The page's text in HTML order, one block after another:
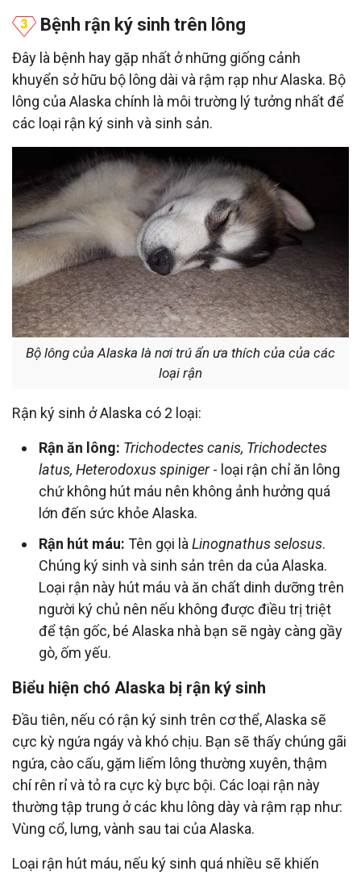
Bệnh rận ký sinh trên lông
Đây là bệnh hay gặp nhất ở những giống cảnh
khuyển sở hữu bộ lông dài và rậm rạp như Alaska. Bộ
lông của Alaska chính là môi trường lý tưởng nhất để
các loại rận ký sinh và sinh sản.
Bộ lông của Alaska là nơi trú ẩn ưa thích của của các
loại rận
Rận ký sinh ở Alaska có 2 loại:
Rận ăn lông: Trichodectes canis, Trichodectes
latus, Heterodoxus spiniger- loại rận chỉ ăn lông
chứ không hút máu nên không ảnh hưởng quá
lớn đến sức khỏe Alaska.
Rận hút máu: Tên gọi là Linognathus selosus.
Chúng ký sinh và sinh sản trên da của Alaska.
Loại rận này hút máu và ăn chất dinh dưỡng trên
người ký chủ nên nếu không được điều trị triệt
để tận gốc, bé Alaska nhà bạn sẽ ngày càng gầy
gò, ốm yếu.
Biểu hiện chó Alaska bị rận ký sinh
Đầu tiên, nếu có rận ký sinh trên cơ thể, Alaska sẽ
cực kỳ ngứa ngáy và khó chịu. Bạn sẽ thấy chúng gãi
ngứa, cào cấu, gặm liếm lông thường xuyên, thậm
chí rên rỉ và tỏ ra cực kỳ bực bội. Các loại rận này
thường tập trung ở các khu lông dày và rậm rạp như:
Vùng cổ, lưng, vành sau tai của Alaska.
Loại rận hút máu, nếu ký sinh quá nhiều sẽ khiến